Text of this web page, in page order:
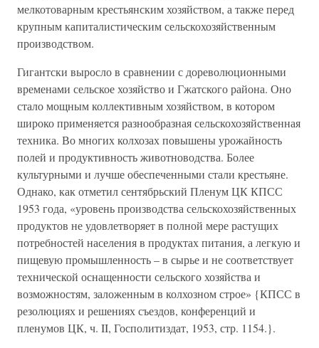
мелкотоварным крестьянским хозяйством, а также перед
крупным капиталистическим сельскохозяйственным
производством.
Гигантски выросло в сравнении с дореволюционными
временами сельское хозяйство и Гжатского района. Оно
стало мощным коллективным хозяйством, в котором
широко применяется разнообразная сельскохозяйственная
техника. Во многих колхозах повышены урожайность
полей и продуктивность животноводства. Более
культурными и лучше обеспеченными стали крестьяне.
Однако, как отметил сентябрьский Пленум ЦК КПСС
1953 года, «уровень производства сельскохозяйственных
продуктов не удовлетворяет в полной мере растущих
потребностей населения в продуктах питания, а легкую и
пищевую промышленность – в сырье и не соответствует
технической оснащенности сельского хозяйства и
возможностям, заложенным в колхозном строе» {КПСС в
резолюциях и решениях съездов, конференций и
пленумов ЦК, ч. II, Госполитиздат, 1953, стр. 1154.}.